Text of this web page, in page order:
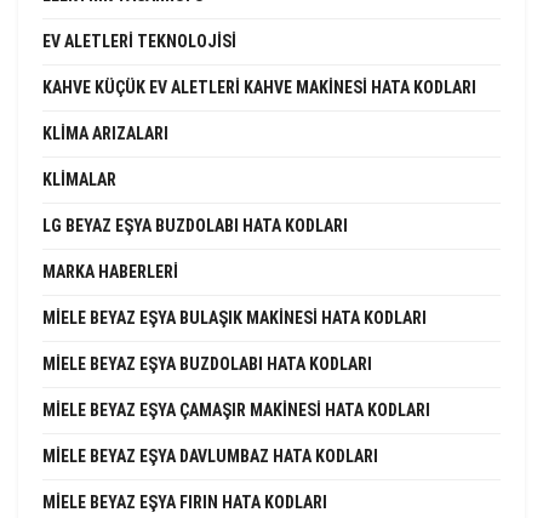
EV ALETLERI TEKNOLOJISI
KAHVE KÜÇÜK EV ALETLERI KAHVE MAKINESI HATA KODLARI
KLIMA ARIZALARI
KLIMALAR
LG BEYAZ EŞYA BUZDOLABI HATA KODLARI
MARKA HABERLERI
MIELE BEYAZ EŞYA BULAŞIK MAKINESI HATA KODLARI
MIELE BEYAZ EŞYA BUZDOLABI HATA KODLARI
MIELE BEYAZ EŞYA ÇAMAŞIR MAKINESI HATA KODLARI
MIELE BEYAZ EŞYA DAVLUMBAZ HATA KODLARI
MIELE BEYAZ EŞYA FIRIN HATA KODLARI